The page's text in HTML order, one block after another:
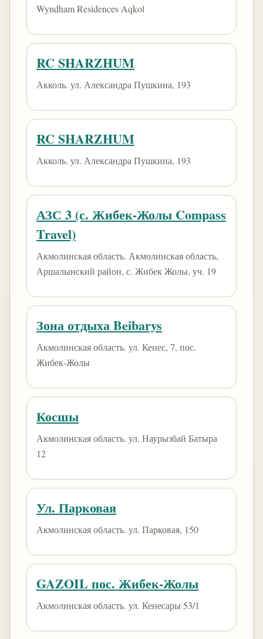
Wyndham Residences Aqkol
RC SHARZHUM
Акколь. ул. Александра Пушкина, 193
RC SHARZHUM
Акколь. ул. Александра Пушкина, 193
АЗС 3 (с. Жибек-Жолы Compass
Travel)
Акмолинская область. Акмолинская область,
Аршалынский район, с. Жибек Жолы, уч. 19
Зона отдыха Beibarys
Акмолинская область. ​ул. Кенес, 7​, пос.
Жибек-Жолы
Косшы
Акмолинская область. ул. Наурызбай Батыра
12
Ул. Парковая
Акмолинская область. ул. Парковая, 150
GAZOIL пос. Жибек-Жолы
Акмолинская область. ул. Кенесары 53/1